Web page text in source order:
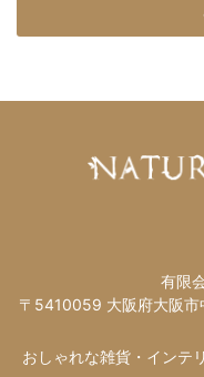
有限
〒5410059 大阪府大阪
おしゃれな雑貨・インテ